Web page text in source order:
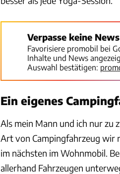
Verpasse keine
Favorisiere promobil bei
Inhalte und News
Auswahl bestätigen:
Ein eigenes
Als mein Mann und ich nur zu
Art von Campingfahrzeug wir
im nächsten im Wohnmobil.
allerhand Fahrzeugen